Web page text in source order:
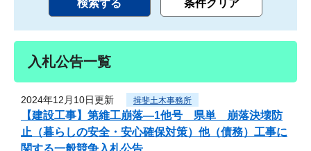
入札公告一覧
2024年12月10日更新 揖斐土木事務所
【建設工事】第維工崩落―1他号 県単 崩落決壊防
止（暮らしの安全・安心確保対策）他（債務）工事に
関する一般競争入札公告